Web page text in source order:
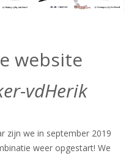
website
vdHerik
zijn we in september 2019
weer opgestart! We